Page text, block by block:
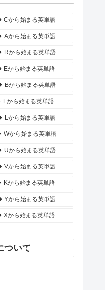
Cから始まる英単語
Aから始まる英単語
Rから始まる英単語
Eから始まる英単語
Bから始まる英単語
Fから始まる英単語
Lから始まる英単語
Wから始まる英単語
Uから始まる英単語
Vから始まる英単語
Kから始まる英単語
Yから始まる英単語
Xから始まる英単語
ついて